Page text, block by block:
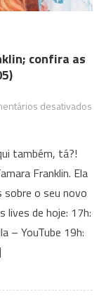
confira as
desativados
também, tá?!
Franklin. Ela
sobre o seu novo
lives de hoje: 17h:
– YouTube 19h: